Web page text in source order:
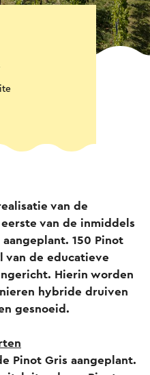
van de
van de inmiddels
150 Pinot
van de educatieve
Hierin worden
hybride druiven
gesnoeid.
Pinot Gris aangeplant.